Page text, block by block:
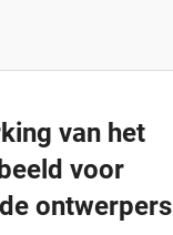
van het
voor
ontwerpers